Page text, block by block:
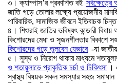
৩। ক্যাম্পাস’র প্রকাশিত বই সর্বক্ষেত্রে
জাতি গড়ে তোলার লক্ষ্যে প্রয়োজনীয়
পারিবারিক, সামাজিক জীবনে ইতিবাচক
৪। শিশুরাই জাতির ভবিষ্যৎ কান্ডারী
কিশোরদের মেধা ও সৃজনশীলতার বিকাশে
কিশোরদের গড়ে তুলবেন যেভাবে -যা
৫। সুস্থ ও নিরোগ থাকার মাধ্যমে
ও শতায়ুলাভে প্রাকৃতিক চর্চা ও চিকিৎসা ।
স্বাস্থ্য বিষয়ক সকল সমস্যার সহজ